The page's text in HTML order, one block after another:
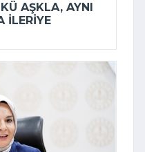
AŞKLA, AYNI
ILERIYE